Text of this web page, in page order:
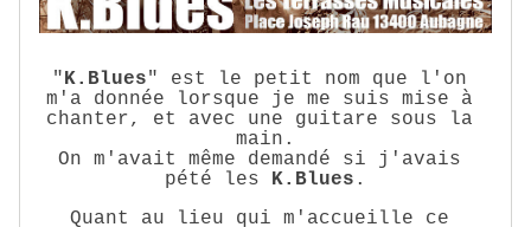
"K.Blues" est le petit nom que l'on
m'a donnée lorsque je me suis mise à
chanter, et avec une guitare sous la
main.
On m'avait même demandé si j'avais
pété les K.Blues .